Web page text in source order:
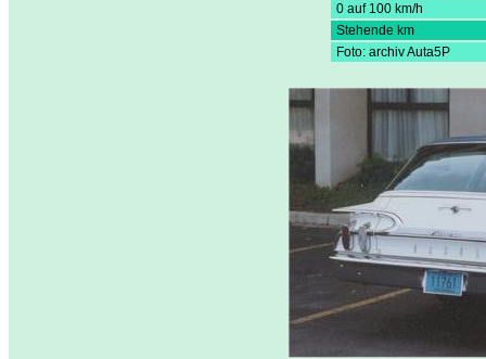
0 auf 100 km/h
Stehende km
Foto: archiv Auta5P